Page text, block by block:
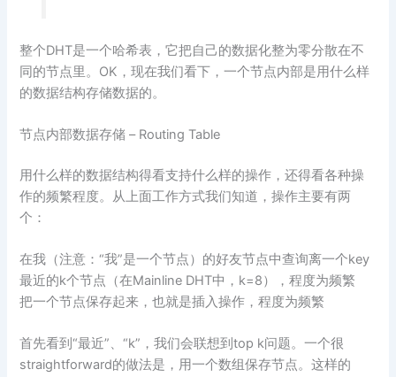
整个DHT是一个哈希表，它把自己的数据化整为零分散在不
同的节点里。OK，现在我们看下，一个节点内部是用什么样
的数据结构存储数据的。
节点内部数据存储 – Routing Table
用什么样的数据结构得看支持什么样的操作，还得看各种操
作的频繁程度。从上面工作方式我们知道，操作主要有两
个：
在我（注意：“我”是一个节点）的好友节点中查询离一个key
最近的k个节点（在Mainline DHT中，k=8），程度为频繁
把一个节点保存起来，也就是插入操作，程度为频繁
首先看到“最近”、“k”，我们会联想到top k问题。一个很
straightforward的做法是，用一个数组保存节点。这样的